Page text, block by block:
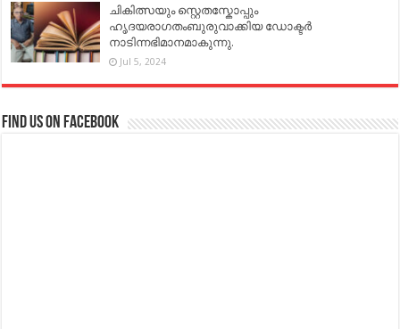
ചികിത്സയും സ്റ്റെതസ്കോപ്പും
ഹൃദയരാഗതംബുരുവാക്കിയ ഡോക്ടർ
നാടിന്നഭിമാനമാകുന്നു.
Jul 5, 2024
Find us on Facebook